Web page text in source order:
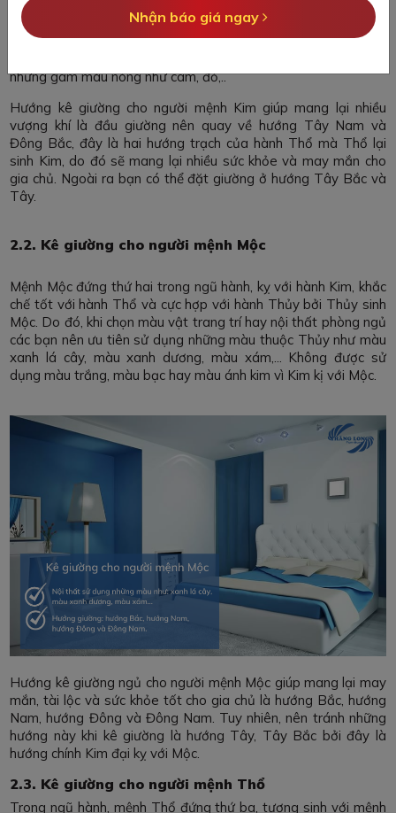
thất phòng ngủ hay giường ngủ đều cần phải chú ý đến những
màu sắc có lợi cho mệnh Kim như màu nâu đất, màu vàng,
màu bạch kim, màu bạc, màu socola, màu xanh nước biển,
những gam màu nóng như cam, đỏ,..
Hướng kê giường cho người mệnh Kim giúp mang lại nhiều
vượng khí là đầu giường nên quay về hướng Tây Nam và
Đông Bắc, đây là hai hướng trạch của hành Thổ mà Thổ lại
sinh Kim, do đó sẽ mang lại nhiều sức khỏe và may mắn cho
gia chủ. Ngoài ra bạn có thể đặt giường ở hướng Tây Bắc và
Tây.
2.2. Kê giường cho người mệnh Mộc
Mệnh Mộc đứng thứ hai trong ngũ hành, kỵ với hành Kim, khắc
chế tốt với hành Thổ và cực hợp với hành Thủy bởi Thủy sinh
Mộc. Do đó, khi chọn màu vật trang trí hay nội thất phòng ngủ
các bạn nên ưu tiên sử dụng những màu thuộc Thủy như màu
xanh lá cây, màu xanh dương, màu xám,... Không được sử
dụng màu trắng, màu bạc hay màu ánh kim vì Kim kị với Mộc.
Hướng kê giường ngủ cho người mệnh Mộc giúp mang lại may
mắn, tài lộc và sức khỏe tốt cho gia chủ là hướng Bắc, hướng
Nam, hướng Đông và Đông Nam. Tuy nhiên, nên tránh những
hướng này khi kê giường là hướng Tây, Tây Bắc bởi đây là
hướng chính Kim đại kỵ với Mộc.
2.3. Kê giường cho người mệnh Thổ
Trong ngũ hành, mệnh Thổ đứng thứ ba, tương sinh với mệnh
Nhận báo giá ngay